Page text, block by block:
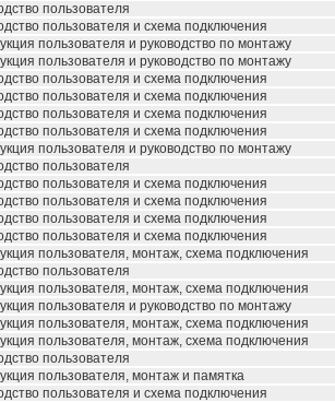
пользователя
пользователя и схема подключения
пользователя и руководство по монтажу
пользователя и руководство по монтажу
пользователя и схема подключения
пользователя и схема подключения
пользователя и схема подключения
пользователя и схема подключения
пользователя и руководство по монтажу
пользователя
пользователя и схема подключения
пользователя и схема подключения
пользователя и схема подключения
пользователя и схема подключения
пользователя, монтаж, схема подключения
пользователя
пользователя, монтаж, схема подключения
пользователя и руководство по монтажу
пользователя, монтаж, схема подключения
пользователя, монтаж, схема подключения
пользователя
пользователя, монтаж и памятка
пользователя и схема подключения